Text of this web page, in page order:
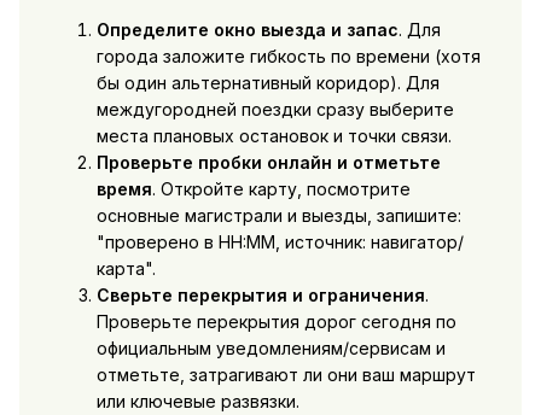
Определите окно выезда и запас. Для
города заложите гибкость по времени (хотя
бы один альтернативный коридор). Для
междугородней поездки сразу выберите
места плановых остановок и точки связи.
Проверьте пробки онлайн и отметьте
время. Откройте карту, посмотрите
основные магистрали и выезды, запишите:
"проверено в HH:MM, источник: навигатор/
карта".
Сверьте перекрытия и ограничения.
Проверьте перекрытия дорог сегодня по
официальным уведомлениям/сервисам и
отметьте, затрагивают ли они ваш маршрут
или ключевые развязки.